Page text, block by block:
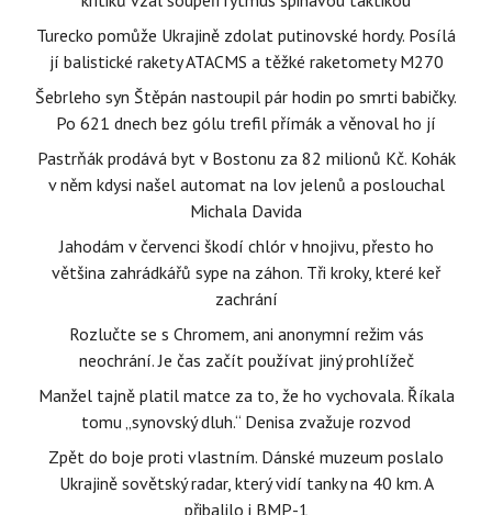
Turecko pomůže Ukrajině zdolat putinovské hordy. Posílá
jí balistické rakety ATACMS a těžké raketomety M270
Šebrleho syn Štěpán nastoupil pár hodin po smrti babičky.
Po 621 dnech bez gólu trefil přímák a věnoval ho jí
Pastrňák prodává byt v Bostonu za 82 milionů Kč. Kohák
v něm kdysi našel automat na lov jelenů a poslouchal
Michala Davida
Jahodám v červenci škodí chlór v hnojivu, přesto ho
většina zahrádkářů sype na záhon. Tři kroky, které keř
zachrání
Rozlučte se s Chromem, ani anonymní režim vás
neochrání. Je čas začít používat jiný prohlížeč
Manžel tajně platil matce za to, že ho vychovala. Říkala
tomu „synovský dluh.“ Denisa zvažuje rozvod
Zpět do boje proti vlastním. Dánské muzeum poslalo
Ukrajině sovětský radar, který vidí tanky na 40 km. A
přibalilo i BMP-1